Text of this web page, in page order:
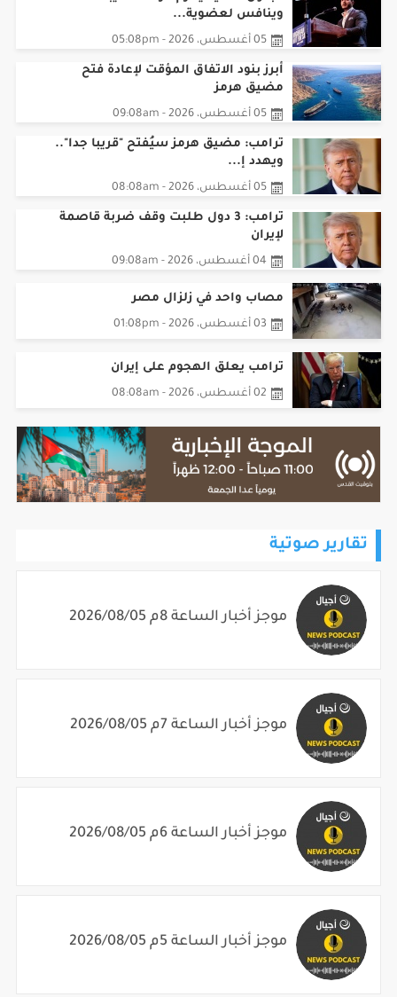
05 أغسطس، 2026 - 05:08pm
أبرز بنود الاتفاق المؤقت لإعادة فتح
مضيق هرمز
05 أغسطس، 2026 - 09:08am
ترامب: مضيق هرمز سيُفتح "قريبا جدا"..
ويهدد إ...
05 أغسطس، 2026 - 08:08am
ترامب: 3 دول طلبت وقف ضربة قاصمة
لإيران
04 أغسطس، 2026 - 09:08am
03 أغسطس، 2026 - 01:08pm
02 أغسطس، 2026 - 08:08am